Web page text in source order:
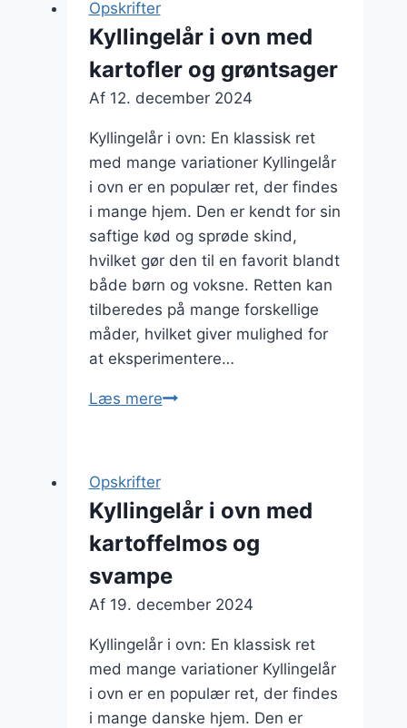
og
timian
Opskrifter
Kyllingelår i ovn med
kartofler og grøntsager
Af 12. december 2024
Kyllingelår i ovn: En klassisk ret
med mange variationer Kyllingelår
i ovn er en populær ret, der findes
i mange hjem. Den er kendt for sin
saftige kød og sprøde skind,
hvilket gør den til en favorit blandt
både børn og voksne. Retten kan
tilberedes på mange forskellige
måder, hvilket giver mulighed for
at eksperimentere…
Læs mereKyllingelår
og
grøntsager
Opskrifter
Kyllingelår i ovn med
kartoffelmos og
svampe
Af 19. december 2024
Kyllingelår i ovn: En klassisk ret
med mange variationer Kyllingelår
i ovn er en populær ret, der findes
i mange danske hjem. Den er